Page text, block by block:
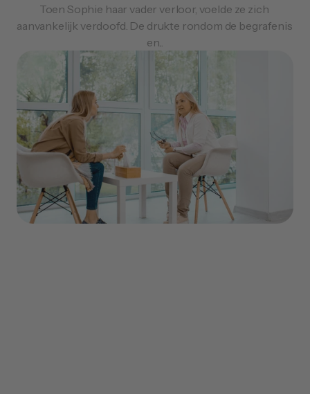
Toen Sophie haar vader verloor, voelde ze zich
aanvankelijk verdoofd. De drukte rondom de begrafenis
en...